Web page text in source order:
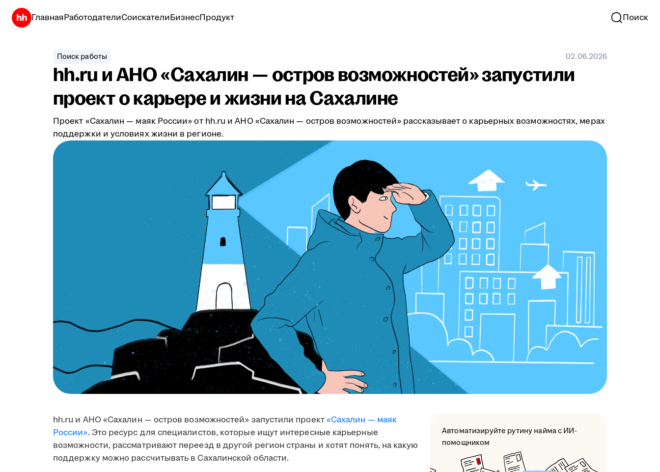
ГлавнаяРаботодателиСоискателиБизнесПродукт Поиск
Поиск работы 02.06.2026
hh.ru и АНО «Сахалин — остров возможностей» запустили
проект о карьере и жизни на Сахалине
Проект «Сахалин — маяк России» от hh.ru и АНО «Сахалин — остров возможностей» рассказывает о карьерных возможностях, мерах
поддержки и условиях жизни в регионе.
hh.ru и АНО «Сахалин — остров возможностей» запустили проект«Сахалин — маяк
России». Это ресурс для специалистов, которые ищут интересные карьерные
возможности, рассматривают переезд в другой регион страны и хотят понять, на какую
поддержку можно рассчитывать в Сахалинской области.
Автоматизируйте рутину найма с ИИ-
помощником